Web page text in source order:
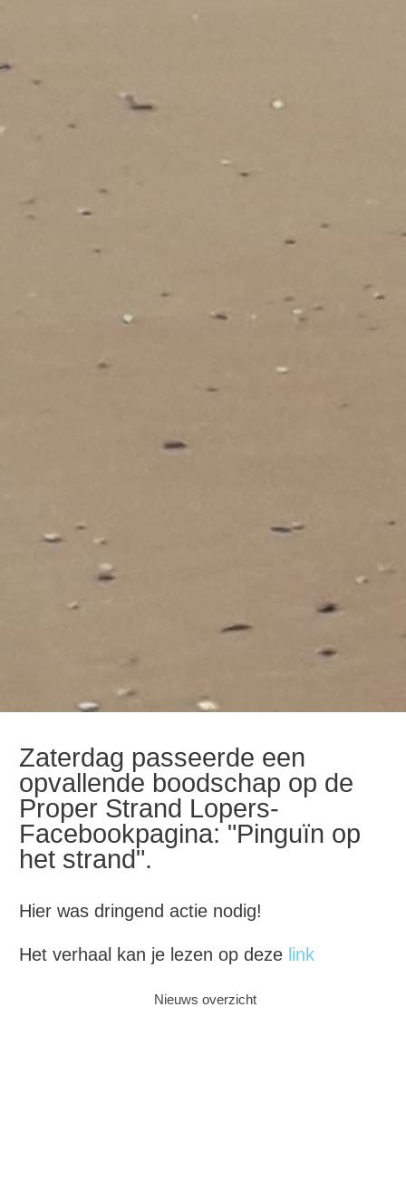
Zaterdag passeerde een
opvallende boodschap op de
Proper Strand Lopers-
Facebookpagina: "Pinguïn op
het strand".
Hier was dringend actie nodig!
Het verhaal kan je lezen op deze link
Nieuws overzicht